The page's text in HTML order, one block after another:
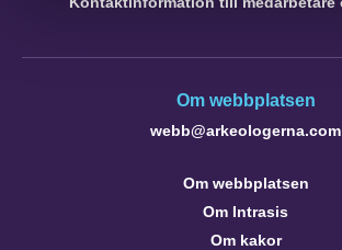
Om webbplatsen
webb@arkeologerna.com
Om webbplatsen
Om Intrasis
Om kakor